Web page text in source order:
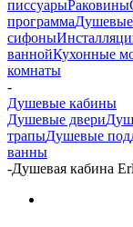
писсуарыРаковины
программаДушевые
сифоны
ваннойКухонные
комнаты
-
Душевые кабины
Душевые двери
трапыДушевые
ванны
-Душевая кабина